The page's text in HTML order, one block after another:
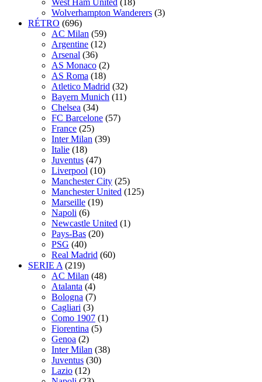
Wolverhampton Wanderers (3)
RÉTRO (696)
AC Milan (59)
Argentine (12)
Arsenal (36)
AS Monaco (2)
AS Roma (18)
Atletico Madrid (32)
Bayern Munich (11)
Chelsea (34)
FC Barcelone (57)
France (25)
Inter Milan (39)
Italie (18)
Juventus (47)
Liverpool (10)
Manchester City (25)
Manchester United (125)
Marseille (19)
Napoli (6)
Newcastle United (1)
Pays-Bas (20)
PSG (40)
Real Madrid (60)
SERIE A (219)
AC Milan (48)
Atalanta (4)
Bologna (7)
Cagliari (3)
Como 1907 (1)
Fiorentina (5)
Genoa (2)
Inter Milan (38)
Juventus (30)
Lazio (12)